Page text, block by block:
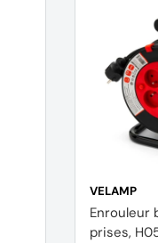
VELAMP
Enrouleur
prises,